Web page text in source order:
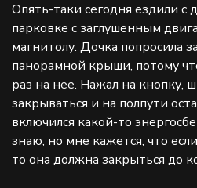
Опять-таки сегодня ездили с
парковке с заглушенным
магнитолу. Дочка попросила
панорамной крыши, потому
раз на нее. Нажал на кнопку,
закрываться и на полпути
включился какой-то
знаю, но мне кажется, что
то она должна закрыться до